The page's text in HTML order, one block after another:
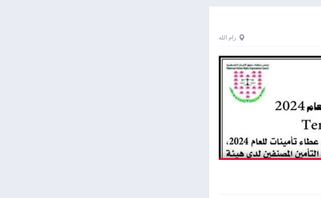
رام الله